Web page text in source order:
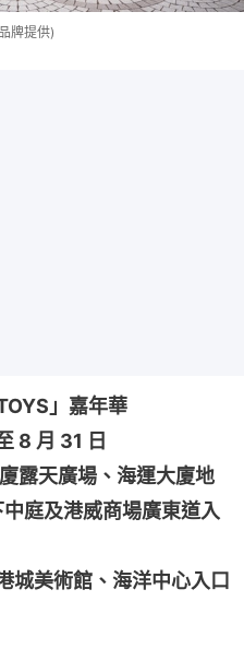
牌提供)
」嘉年華
8 月 31 日
露天廣場、海運大廈地
庭及港威商場廣東道入
城美術館、海洋中心入口